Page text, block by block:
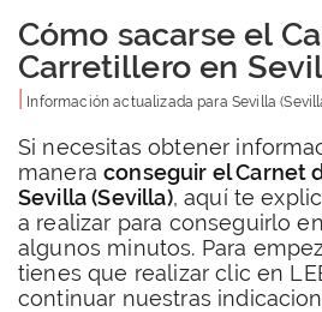
Cómo sacarse el
Carretillero en
Información actualizada para Sevilla
Si necesitas obtener
maneraconseguir el Carnet
Sevilla (Sevilla), aquí te
a realizar para conseguirlo
algunos minutos. Para
tienes que realizar clic en
continuar nuestras